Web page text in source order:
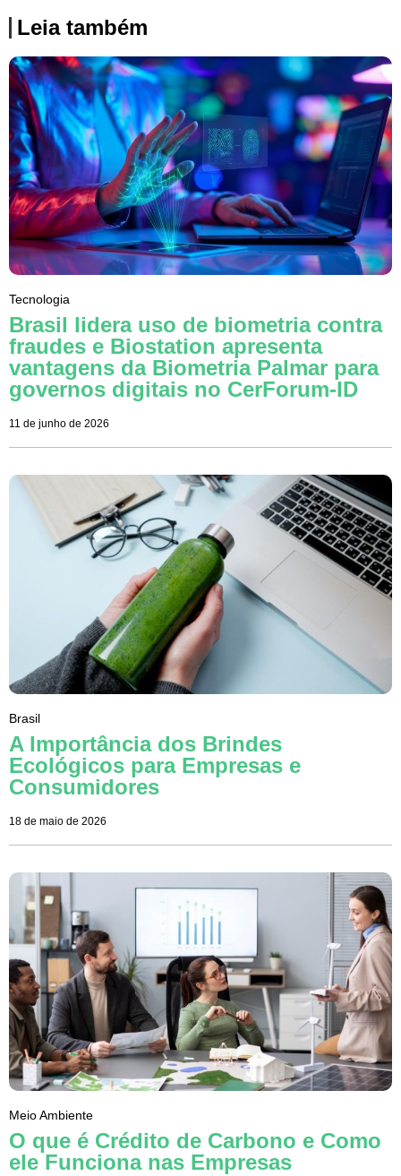
Leia também
Tecnologia
Brasil lidera uso de biometria contra
fraudes e Biostation apresenta
vantagens da Biometria Palmar para
governos digitais no CerForum-ID
11 de junho de 2026
Brasil
A Importância dos Brindes
Ecológicos para Empresas e
Consumidores
18 de maio de 2026
Meio Ambiente
O que é Crédito de Carbono e Como
ele Funciona nas Empresas